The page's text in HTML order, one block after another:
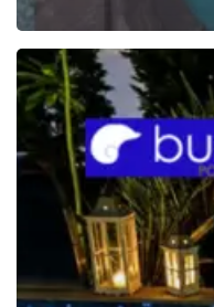
Jual
Keramik
Mozaik
Glow
Dark